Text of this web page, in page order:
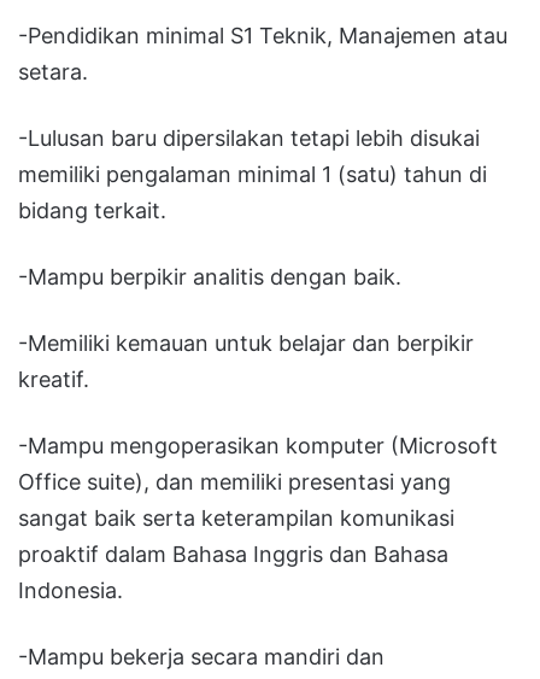
-Pendidikan minimal S1 Teknik, Manajemen atau
setara.
-Lulusan baru dipersilakan tetapi lebih disukai
memiliki pengalaman minimal 1 (satu) tahun di
bidang terkait.
-Mampu berpikir analitis dengan baik.
-Memiliki kemauan untuk belajar dan berpikir
kreatif.
-Mampu mengoperasikan komputer (Microsoft
Office suite), dan memiliki presentasi yang
sangat baik serta keterampilan komunikasi
proaktif dalam Bahasa Inggris dan Bahasa
Indonesia.
-Mampu bekerja secara mandiri dan